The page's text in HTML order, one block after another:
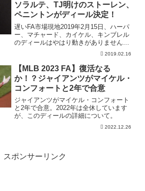
ソラルテ、TJ明けのストーレン、
ペニントンがディール決定！
遅いFA市場現地2019年2月15日、ハーパ
ー、マチャード、カイケル、キンブレル
のディールはやはり動きがありません。
2019.02.16
【MLB 2023 FA】復活なる
か！？ジャイアンツがマイケル・
コンフォートと2年で合意
ジャイアンツがマイケル・コンフォート
と2年で合意。2022年は全休しています
が、このディールの詳細について。
2022.12.26
スポンサーリンク